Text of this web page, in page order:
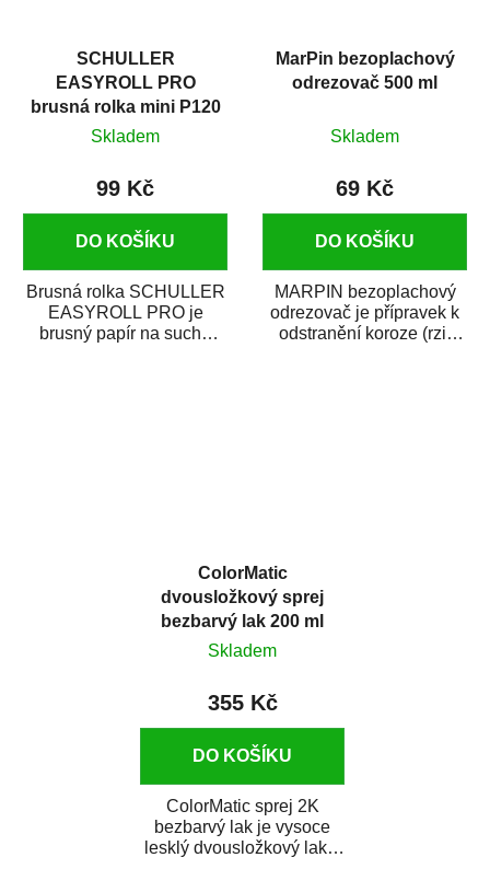
SCHULLER
EASYROLL PRO
brusná rolka mini P120
Skladem
99 Kč
DO KOŠÍKU
Brusná rolka SCHULLER
EASYROLL PRO je
brusný papír na suché
MarPin bezoplachový
odrezovač 500 ml
Skladem
69 Kč
DO KOŠÍKU
MARPIN bezoplachový
odrezovač je přípravek k
odstranění koroze (rzi)
ColorMatic
dvousložkový sprej
bezbarvý lak 200 ml
Skladem
355 Kč
DO KOŠÍKU
ColorMatic sprej 2K
bezbarvý lak je vysoce
lesklý dvousložkový lak s